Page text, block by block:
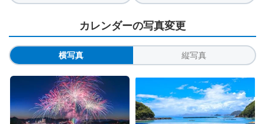
カレンダーの写真変更
横写真 縦写真